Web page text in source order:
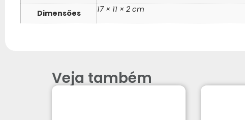
Dimensões 17 × 11 × 2 cm
Veja também